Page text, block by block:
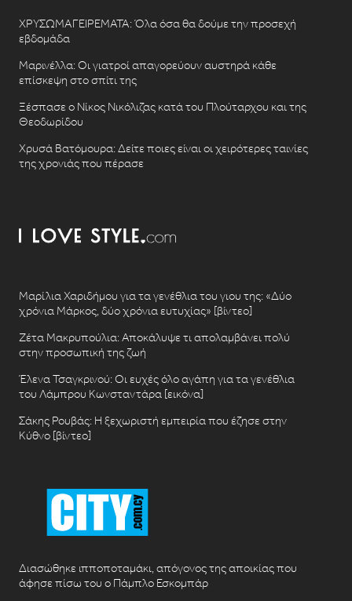
ΧΡΥΣΩΜΑΓΕΙΡΕΜΑΤΑ: Όλα όσα θα δούμε την προσεχή
εβδομάδα
Μαρινέλλα: Οι γιατροί απαγορεύουν αυστηρά κάθε
επίσκεψη στο σπίτι της
Ξέσπασε ο Νίκος Νικόλιζας κατά του Πλούταρχου και της
Θεοδωρίδου
Χρυσά Βατόμουρα: Δείτε ποιες είναι οι χειρότερες ταινίες
της χρονιάς που πέρασε
Μαρίλια Χαριδήμου για τα γενέθλια του γιου της: «Δύο
χρόνια Μάρκος, δύο χρόνια ευτυχίας» [βίντεο]
Ζέτα Μακρυπούλια: Αποκάλυψε τι απολαμβάνει πολύ
στην προσωπική της ζωή
Έλενα Τσαγκρινού: Οι ευχές όλο αγάπη για τα γενέθλια
του Λάμπρου Κωνσταντάρα [εικόνα]
Σάκης Ρουβάς: Η ξεχωριστή εμπειρία που έζησε στην
Κύθνο [βίντεο]
Διασώθηκε ιπποποταμάκι, απόγονος της αποικίας που
άφησε πίσω του ο Πάμπλο Εσκομπάρ